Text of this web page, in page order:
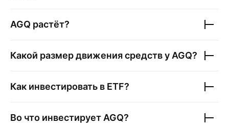
AGQ растёт?
Какой размер движения средств у AGQ?
Как инвестировать в ETF?
Во что инвестирует AGQ?